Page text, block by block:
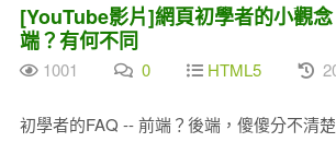
[YouTube影片]網頁初學者的小觀
端？有何不同
1001 0 HTML5
初學者的FAQ -- 前端？後端，傻傻分不清楚